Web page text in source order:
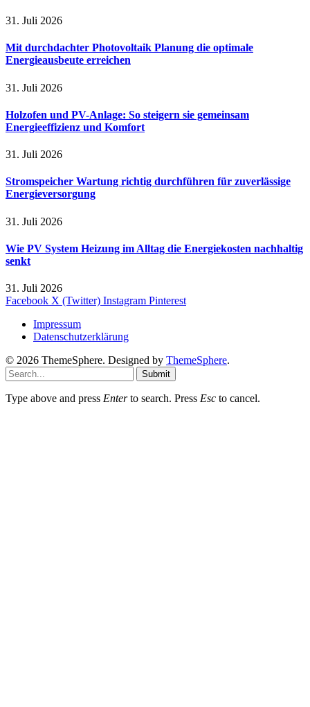
31. Juli 2026
Mit durchdachter Photovoltaik Planung die optimale
Energieausbeute erreichen
31. Juli 2026
Holzofen und PV-Anlage: So steigern sie gemeinsam
Energieeffizienz und Komfort
31. Juli 2026
Stromspeicher Wartung richtig durchführen für zuverlässige
Energieversorgung
31. Juli 2026
Wie PV System Heizung im Alltag die Energiekosten nachhaltig
senkt
31. Juli 2026
Facebook X (Twitter) Instagram Pinterest
Impressum
Datenschutzerklärung
© 2026 ThemeSphere. Designed by ThemeSphere.
Submit
Type above and press Enterto search. Press Esc to cancel.